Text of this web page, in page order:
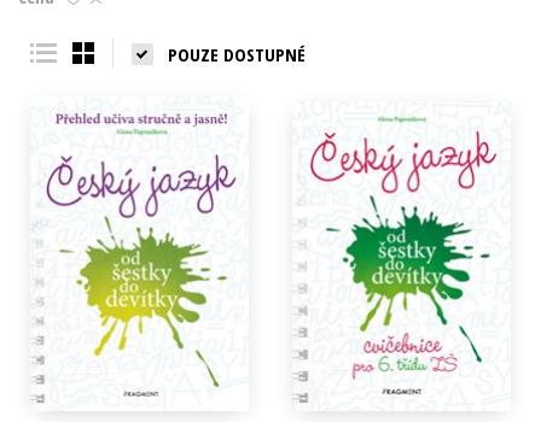
Young adult (SK)
POUZE DOSTUPNÉ